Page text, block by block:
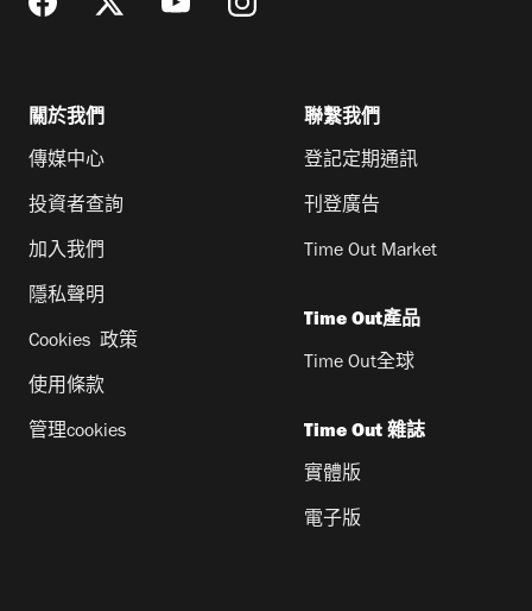
關於我們
傳媒中心
投資者查詢
加入我們
隱私聲明
Cookies 政策
使用條款
管理cookies
聯繫我們
登記定期通訊
刊登廣告
Time Out Market
Time Out產品
Time Out全球
Time Out 雜誌
實體版
電子版